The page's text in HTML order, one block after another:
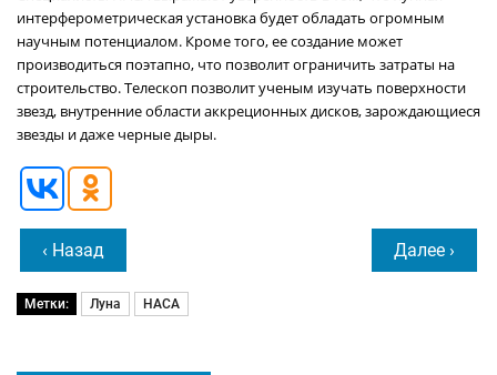
интерферометрическая установка будет обладать огромным
научным потенциалом. Кроме того, ее создание может
производиться поэтапно, что позволит ограничить затраты на
строительство. Телескоп позволит ученым изучать поверхности
звезд, внутренние области аккреционных дисков, зарождающиеся
звезды и даже черные дыры.
‹ Назад Далее ›
Метки: Луна НАСА